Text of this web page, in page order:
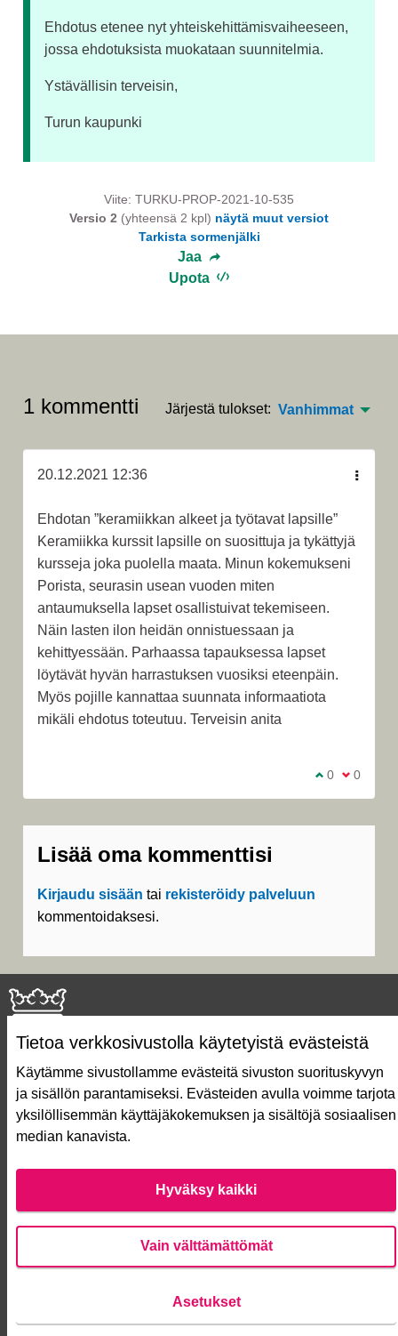
Tietoa verkkosivustolla käytetyistä evästeistä
Käytämme sivustollamme evästeitä sivuston suorituskyvyn
ja sisällön parantamiseksi. Evästeiden avulla voimme tarjota
yksilöllisemmän käyttäjäkokemuksen ja sisältöjä sosiaalisen
median kanavista.
Hyväksy kaikki
Vain välttämättömät
Asetukset
Ehdotus etenee nyt yhteiskehittämisvaiheeseen,
jossa ehdotuksista muokataan suunnitelmia.
Ystävällisin terveisin,
Turun kaupunki
Viite: TURKU-PROP-2021-10-535
Versio 2 (yhteensä 2 kpl) näytä muut versiot
Tarkista sormenjälki
Jaa
Upota
1 kommentti Järjestä tulokset: Vanhimmat
20.12.2021 12:36
Ehdotan ”keramiikkan alkeet ja työtavat lapsille”
Keramiikka kurssit lapsille on suosittuja ja tykättyjä
kursseja joka puolella maata. Minun kokemukseni
Porista, seurasin usean vuoden miten
antaumuksella lapset osallistuivat tekemiseen.
Näin lasten ilon heidän onnistuessaan ja
kehittyessään. Parhaassa tapauksessa lapset
löytävät hyvän harrastuksen vuosiksi eteenpäin.
Myös pojille kannattaa suunnata informaatiota
mikäli ehdotus toteutuu. Terveisin anita
Olen samaa
0 Olen eri
0
Lisää oma kommenttisi
Kirjaudu sisään tai rekisteröidy palveluun
kommentoidaksesi.
Näin äänestät Asukasbudjetissa
Asukasbudjetin vaiheet
Usein kysytyt kysymykset
Saavutettavuusseloste
Lataa avoimet datatiedostot
Evästeasetukset